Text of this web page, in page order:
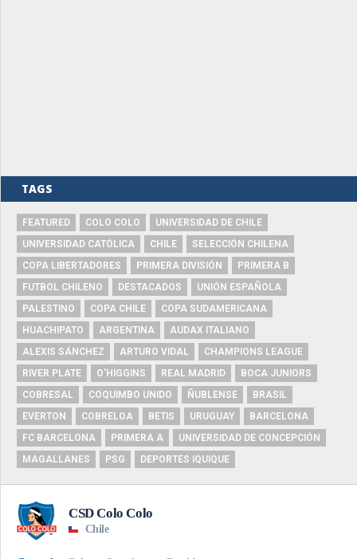
TAGS
FEATURED COLO COLO
UNIVERSIDAD DE CHILE
UNIVERSIDAD CATÓLICA
CHILE
SELECCIÓN CHILENA
COPA LIBERTADORES
PRIMERA DIVISIÓN
PRIMERA B
FUTBOL CHILENO
DESTACADOS
UNIÓN ESPAÑOLA
PALESTINO
COPA CHILE
COPA SUDAMERICANA
HUACHIPATO
ARGENTINA
AUDAX ITALIANO
ALEXIS SÁNCHEZ
ARTURO VIDAL
CHAMPIONS LEAGUE
RIVER PLATE
O'HIGGINS REAL MADRID
BOCA JUNIORS
COBRESAL
COQUIMBO UNIDO ÑUBLENSE
BRASIL
EVERTON
COBRELOA BETIS URUGUAY
BARCELONA
FC BARCELONA
PRIMERA A
UNIVERSIDAD DE CONCEPCIÓN
MAGALLANES
PSG DEPORTES IQUIQUE